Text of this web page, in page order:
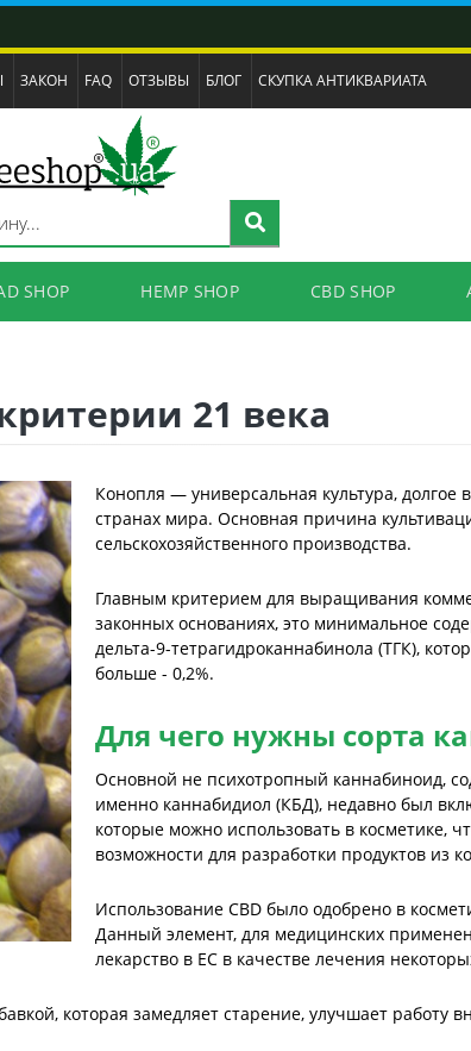
ЗАКОН FAQ ОТЗЫВЫ БЛОГ СКУПКА АНТИКВАРИАТА
SHOP HEMP SHOP CBD SHOP
21 века
Конопля — универсальная культура,
странах мира. Основная причина
сельскохозяйственного производства.
Главным критерием для выращивания
законных основаниях, это минимальное
дельта-9-тетрагидроканнабинола (ТГК),
больше - 0,2%.
Для чего нужны сорта
Основной не психотропный каннабиноид,
именно каннабидиол (КБД), недавно был
которые можно использовать в косметике,
возможности для разработки продуктов из
Использование CBD было одобрено в
Данный элемент, для медицинских
лекарство в ЕС в качестве лечения
которая замедляет старение, улучшает работу